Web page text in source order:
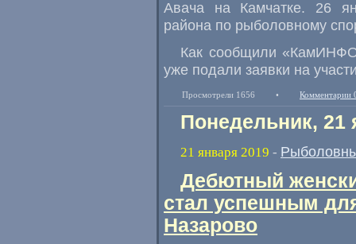
Авача на Камчатке. 26
района по рыболовному
Как сообщили «
уже подали заявки на
Просмотрели 1656 • Комментарии
Понедельник, 21
21 января 2019 -
Дебютный
стал успешным
Назарово